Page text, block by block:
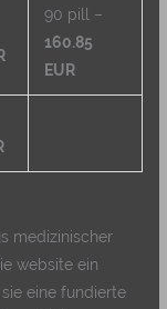
90 pill –
160.85
EUR
medizinischer
website ein
eine fundierte